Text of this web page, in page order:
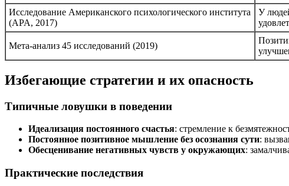
Исследование Американского психологического института
(APA, 2017)
У
Мета-анализ 45 исследований (2019)
Избегающие стратегии и их опасность
Типичные ловушки в поведении
Идеализация постоянного счастья: стремление к
Постоянное позитивное мышление без осознания сути:
Обесценивание негативных чувств у окружающих:
Практические последствия